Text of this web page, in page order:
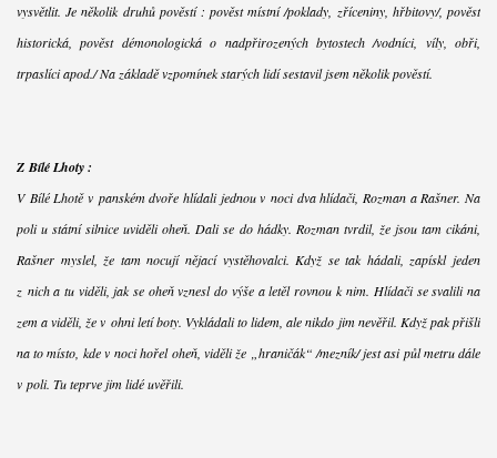
vysvětlit. Je několik druhů pověstí : pověst místní /poklady, zříceniny, hřbitovy/, pověst
historická, pověst démonologická o nadpřirozených bytostech /vodníci, víly, obři,
trpaslíci apod./ Na základě vzpomínek starých lidí sestavil jsem několik pověstí.
Z Bílé Lhoty :
V Bílé Lhotě v panském dvoře hlídali jednou v noci dva hlídači, Rozman a Rašner. Na
poli u státní silnice uviděli oheň. Dali se do hádky. Rozman tvrdil, že jsou tam cikáni,
Rašner myslel, že tam nocují nějací vystěhovalci. Když se tak hádali, zapískl jeden
z nich a tu viděli, jak se oheň vznesl do výše a letěl rovnou k nim. Hlídači se svalili na
zem a viděli, že v ohni letí boty. Vykládali to lidem, ale nikdo jim nevěřil. Když pak přišli
na to místo, kde v noci hořel oheň, viděli že „hraničák“ /mezník/ jest asi půl metru dále
v poli. Tu teprve jim lidé uvěřili.